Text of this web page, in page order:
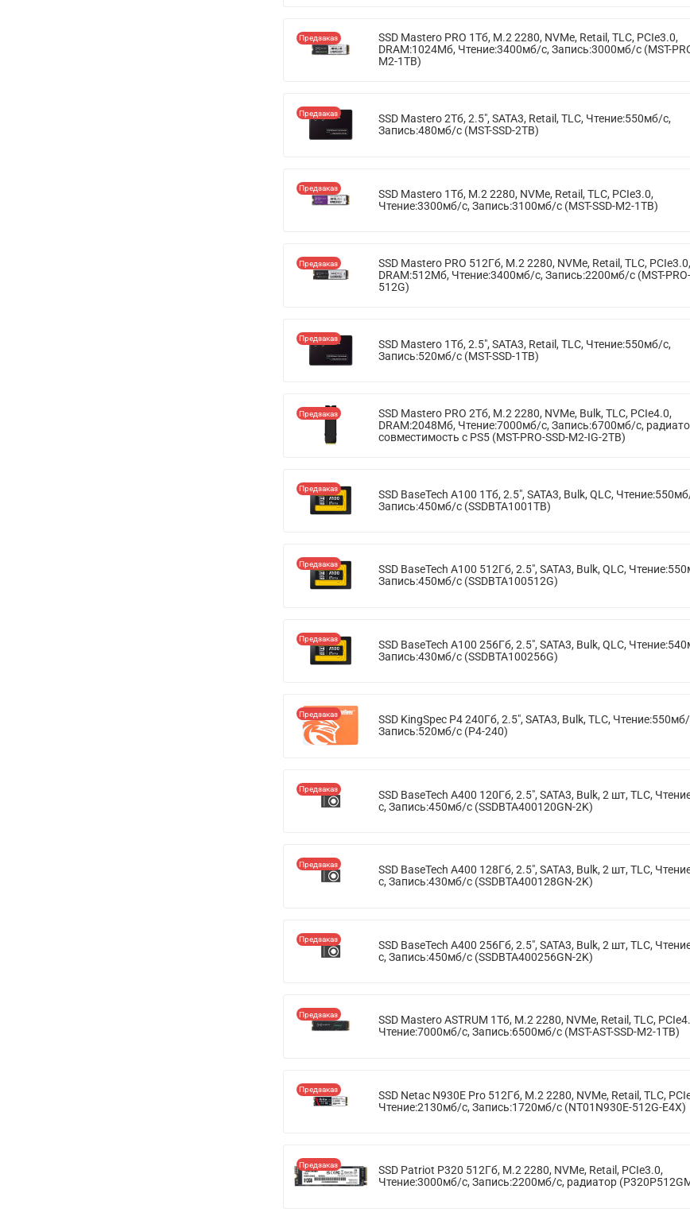
Предзаказ
SSD Mastero PRO 1Тб, M.2 2280, NVMe, Retail, TLC, PCIe3.0,
DRAM:1024Мб, Чтение:3400мб/с, Запись:3000мб/с (MST-
M2-1TB)
Предзаказ
SSD Mastero 2Тб, 2.5", SATA3, Retail, TLC, Чтение:550мб/с,
Запись:480мб/с (MST-SSD-2TB)
Предзаказ
SSD Mastero 1Тб, M.2 2280, NVMe, Retail, TLC, PCIe3.0,
Чтение:3300мб/с, Запись:3100мб/с (MST-SSD-M2-1TB)
Предзаказ
SSD Mastero PRO 512Гб, M.2 2280, NVMe, Retail, TLC, PCIe3.0,
DRAM:512Мб, Чтение:3400мб/с, Запись:2200мб/с (MST-
512G)
Предзаказ
SSD Mastero 1Тб, 2.5", SATA3, Retail, TLC, Чтение:550мб/с,
Запись:520мб/с (MST-SSD-1TB)
Предзаказ
SSD Mastero PRO 2Тб, M.2 2280, NVMe, Bulk, TLC, PCIe4.0,
DRAM:2048Мб, Чтение:7000мб/с, Запись:6700мб/с,
совместимость с PS5 (MST-PRO-SSD-M2-IG-2TB)
Предзаказ
SSD BaseTech A100 1Тб, 2.5", SATA3, Bulk, QLC,
Запись:450мб/с (SSDBTA1001TB)
Предзаказ
SSD BaseTech A100 512Гб, 2.5", SATA3, Bulk, QLC,
Запись:450мб/с (SSDBTA100512G)
Предзаказ
SSD BaseTech A100 256Гб, 2.5", SATA3, Bulk, QLC,
Запись:430мб/с (SSDBTA100256G)
Предзаказ
SSD KingSpec P4 240Гб, 2.5", SATA3, Bulk, TLC,
Запись:520мб/с (P4-240)
Предзаказ
SSD BaseTech A400 120Гб, 2.5", SATA3, Bulk, 2 шт, TLC,
с, Запись:450мб/с (SSDBTA400120GN-2K)
Предзаказ
SSD BaseTech A400 128Гб, 2.5", SATA3, Bulk, 2 шт, TLC,
с, Запись:430мб/с (SSDBTA400128GN-2K)
Предзаказ
SSD BaseTech A400 256Гб, 2.5", SATA3, Bulk, 2 шт, TLC,
с, Запись:450мб/с (SSDBTA400256GN-2K)
Предзаказ
SSD Mastero ASTRUM 1Тб, M.2 2280, NVMe, Retail, TLC,
Чтение:7000мб/с, Запись:6500мб/с (MST-AST-SSD-M2-1TB)
Предзаказ
SSD Netac N930E Pro 512Гб, M.2 2280, NVMe, Retail, TLC,
Чтение:2130мб/с, Запись:1720мб/с (NT01N930E-512G-E4X)
Предзаказ
SSD Patriot P320 512Гб, M.2 2280, NVMe, Retail, PCIe3.0,
Чтение:3000мб/с, Запись:2200мб/с, радиатор